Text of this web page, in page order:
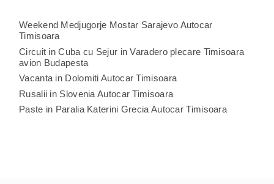
Weekend Medjugorje Mostar Sarajevo Autocar
Timisoara
Circuit in Cuba cu Sejur in Varadero plecare Timisoara
avion Budapesta
Vacanta in Dolomiti Autocar Timisoara
Rusalii in Slovenia Autocar Timisoara
Paste in Paralia Katerini Grecia Autocar Timisoara